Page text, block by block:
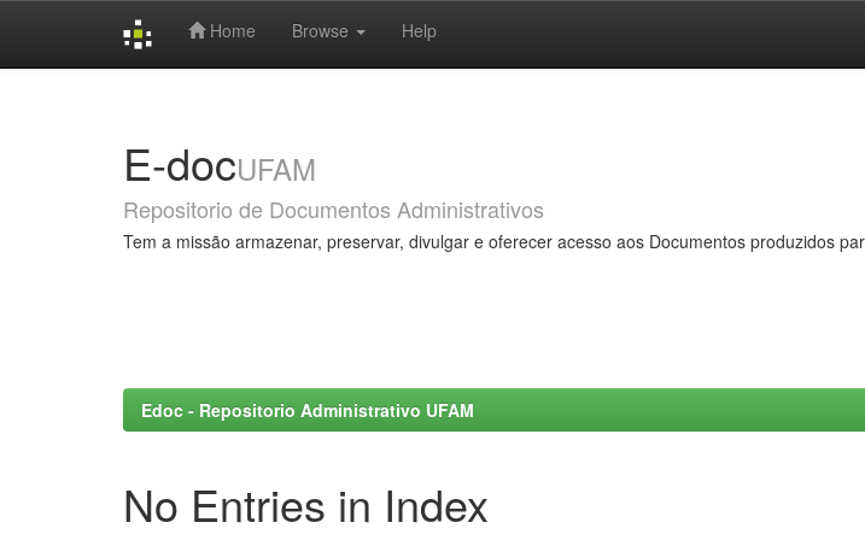
Home Browse Help
E-docUFAM
Repositorio de Documentos Administrativos
Tem a missão armazenar, preservar, divulgar e oferecer acesso aos Documentos produzidos
Edoc - Repositorio Administrativo UFAM
No Entries in Index